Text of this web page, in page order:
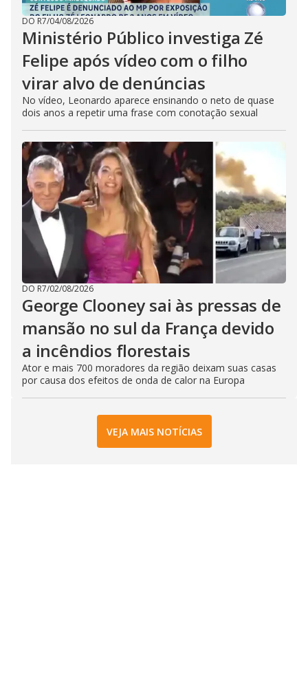
DO R7/04/08/2026
Ministério Público investiga Zé
Felipe após vídeo com o filho
virar alvo de denúncias
No vídeo, Leonardo aparece ensinando o neto de quase
dois anos a repetir uma frase com conotação sexual
DO R7/02/08/2026
George Clooney sai às pressas de
mansão no sul da França devido
a incêndios florestais
Ator e mais 700 moradores da região deixam suas casas
por causa dos efeitos de onda de calor na Europa
VEJA MAIS NOTÍCIAS